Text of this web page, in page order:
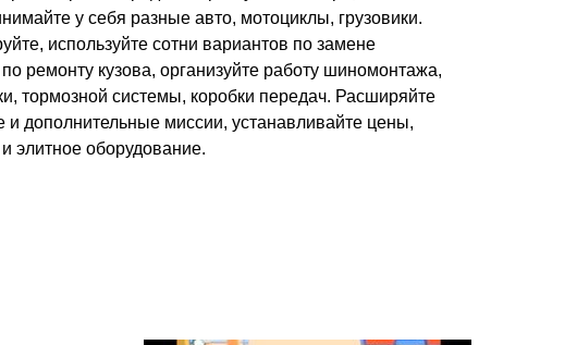
у себя разные авто, мотоциклы, грузовики.
используйте сотни вариантов по замене
ремонту кузова, организуйте работу шиномонтажа,
тормозной системы, коробки передач. Расширяйте
дополнительные миссии, устанавливайте цены,
элитное оборудование.